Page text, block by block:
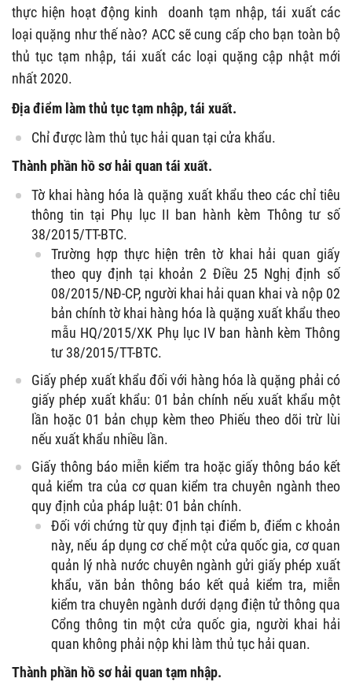
thực hiện hoạt động kinh doanh tạm nhập, tái xuất các
loại quặng như thế nào? ACC sẽ cung cấp cho bạn toàn bộ
thủ tục tạm nhập, tái xuất các loại quặng cập nhật mới
nhất 2020.
Địa điểm làm thủ tục tạm nhập, tái xuất.
Chỉ được làm thủ tục hải quan tại cửa khẩu.
Thành phần hồ sơ hải quan tái xuất.
Tờ khai hàng hóa là quặng xuất khẩu theo các chỉ tiêu
thông tin tại Phụ lục II ban hành kèm Thông tư số
38/2015/TT-BTC.
Trường hợp thực hiện trên tờ khai hải quan giấy
theo quy định tại khoản 2 Điều 25 Nghị định số
08/2015/NĐ-CP, người khai hải quan khai và nộp 02
bản chính tờ khai hàng hóa là quặng xuất khẩu theo
mẫu HQ/2015/XK Phụ lục IV ban hành kèm Thông
tư 38/2015/TT-BTC.
Giấy phép xuất khẩu đối với hàng hóa là quặng phải có
giấy phép xuất khẩu: 01 bản chính nếu xuất khẩu một
lần hoặc 01 bản chụp kèm theo Phiếu theo dõi trừ lùi
nếu xuất khẩu nhiều lần.
Giấy thông báo miễn kiểm tra hoặc giấy thông báo kết
quả kiểm tra của cơ quan kiểm tra chuyên ngành theo
quy định của pháp luật: 01 bản chính.
Đối với chứng từ quy định tại điểm b, điểm c khoản
này, nếu áp dụng cơ chế một cửa quốc gia, cơ quan
quản lý nhà nước chuyên ngành gửi giấy phép xuất
khẩu, văn bản thông báo kết quả kiểm tra, miễn
kiểm tra chuyên ngành dưới dạng điện tử thông qua
Cổng thông tin một cửa quốc gia, người khai hải
quan không phải nộp khi làm thủ tục hải quan.
Thành phần hồ sơ hải quan tạm nhập.